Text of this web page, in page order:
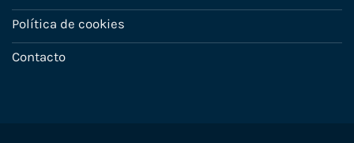
Política de cookies
Contacto